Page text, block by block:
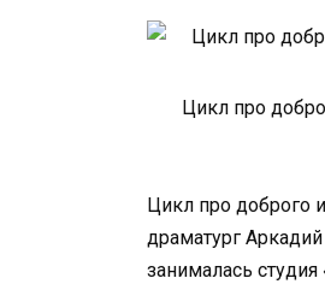
Цикл про
Цикл про доброго
драматург
занималась